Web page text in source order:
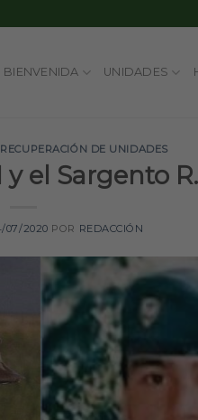
BIENVENIDA UNIDADES
DE UNIDADES
el Sargento
07/2020 POR REDACCIÓN